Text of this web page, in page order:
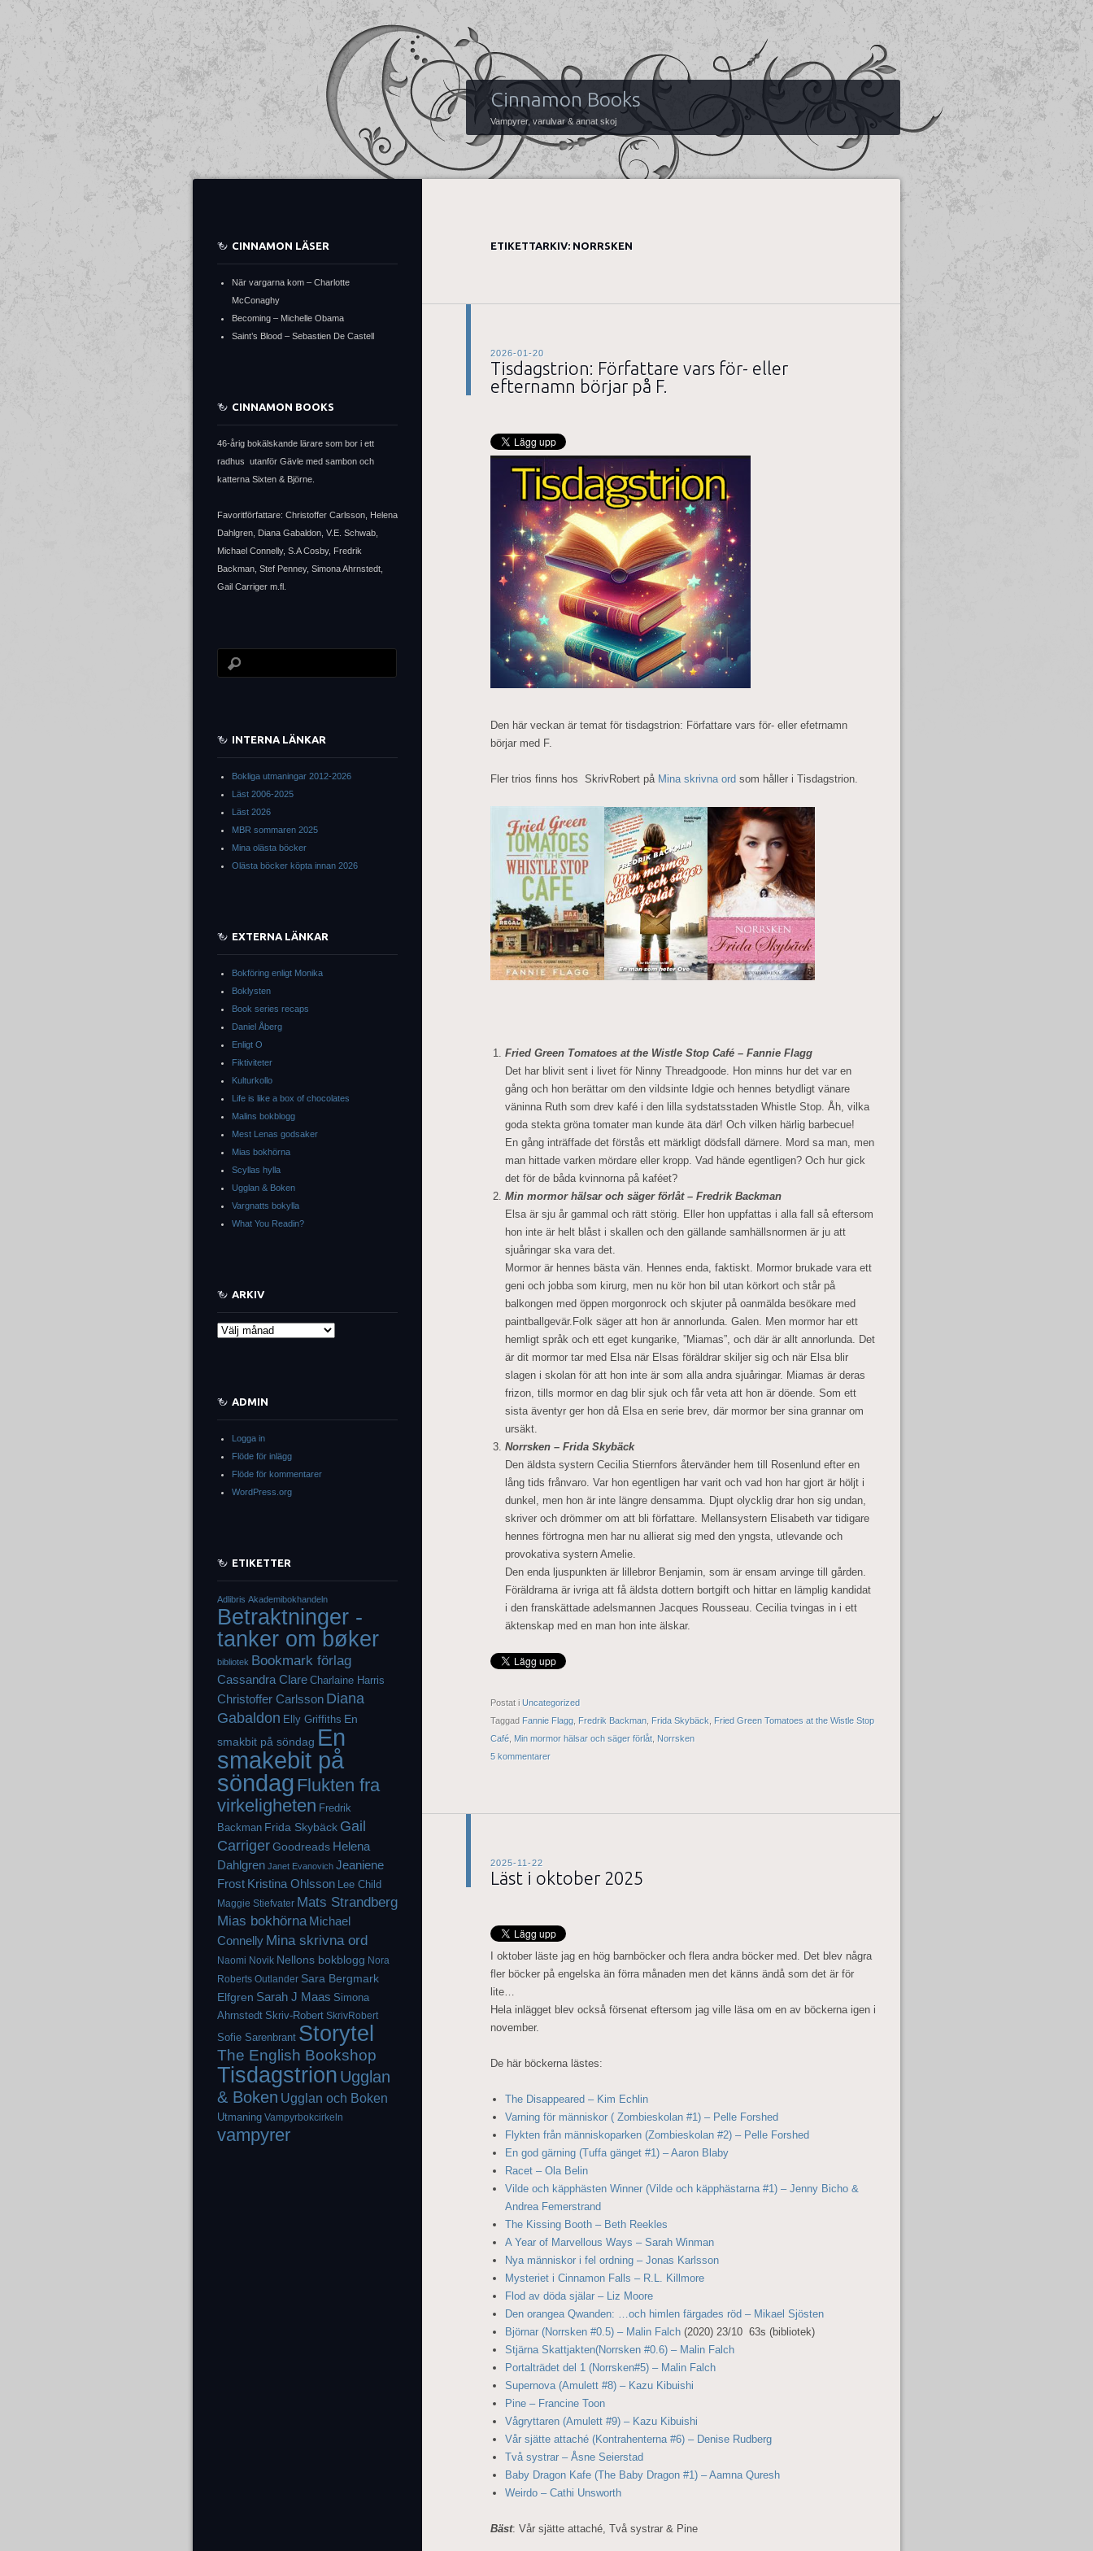
Cinnamon Books
Vampyrer, varulvar & annat skoj
ETIKETTARKIV: NORRSKEN
2026-01-20
Tisdagstrion: Författare vars för- eller
efternamn börjar på F.
Den här veckan är temat för tisdagstrion: Författare vars för- eller efetrnamn
börjar med F.
Fler trios finns hos SkrivRobert på Mina skrivna ord som håller i Tisdagstrion.
Fried Green Tomatoes at the Wistle Stop Café – Fannie Flagg
Det har blivit sent i livet för Ninny Threadgoode. Hon minns hur det var en
gång och hon berättar om den vildsinte Idgie och hennes betydligt vänare
väninna Ruth som drev kafé i den lilla sydstatsstaden Whistle Stop. Åh, vilka
goda stekta gröna tomater man kunde äta där! Och vilken härlig barbecue!
En gång inträffade det förstås ett märkligt dödsfall därnere. Mord sa man, men
man hittade varken mördare eller kropp. Vad hände egentligen? Och hur gick
det för de båda kvinnorna på kaféet?
Min mormor hälsar och säger förlåt – Fredrik Backman
Elsa är sju år gammal och rätt störig. Eller hon uppfattas i alla fall så eftersom
hon inte är helt blåst i skallen och den gällande samhällsnormen är ju att
sjuåringar ska vara det.
Mormor är hennes bästa vän. Hennes enda, faktiskt. Mormor brukade vara ett
geni och jobba som kirurg, men nu kör hon bil utan körkort och står på
balkongen med öppen morgonrock och skjuter på oanmälda besökare med
paintballgevär.Folk säger att hon är annorlunda. Galen. Men mormor har ett
hemligt språk och ett eget kungarike, ”Miamas”, och där är allt annorlunda. Det
är dit mormor tar med Elsa när Elsas föräldrar skiljer sig och när Elsa blir
slagen i skolan för att hon inte är som alla andra sjuåringar. Miamas är deras
frizon, tills mormor en dag blir sjuk och får veta att hon är döende. Som ett
sista äventyr ger hon då Elsa en serie brev, där mormor ber sina grannar om
ursäkt.
Norrsken – Frida Skybäck
Den äldsta systern Cecilia Stiernfors återvänder hem till Rosenlund efter en
lång tids frånvaro. Var hon egentligen har varit och vad hon har gjort är höljt i
dunkel, men hon är inte längre densamma. Djupt olycklig drar hon sig undan,
skriver och drömmer om att bli författare. Mellansystern Elisabeth var tidigare
hennes förtrogna men har nu allierat sig med den yngsta, utlevande och
provokativa systern Amelie.
Den enda ljuspunkten är lillebror Benjamin, som är ensam arvinge till gården.
Föräldrarna är ivriga att få äldsta dottern bortgift och hittar en lämplig kandidat
i den franskättade adelsmannen Jacques Rousseau. Cecilia tvingas in i ett
äktenskap med en man hon inte älskar.
Postat i Uncategorized
Taggad Fannie Flagg Fredrik Backman Frida Skybäck Fried Green Tomatoes at the Wistle Stop
Café Min mormor hälsar och säger förlåt Norrsken
5 kommentarer
2025-11-22
Läst i oktober 2025
I oktober läste jag en hög barnböcker och flera andra böcker med. Det blev några
fler böcker på engelska än förra månaden men det känns ändå som det är för
lite…
Hela inlägget blev också försenat eftersom jag ville läsa om en av böckerna igen i
november.
De här böckerna lästes:
The Disappeared – Kim Echlin
Varning för människor ( Zombieskolan #1) – Pelle Forshed
Flykten från människoparken (Zombieskolan #2) – Pelle Forshed
En god gärning (Tuffa gänget #1) – Aaron Blaby
Racet – Ola Belin
Vilde och käpphästen Winner (Vilde och käpphästarna #1) – Jenny Bicho &
Andrea Femerstrand
The Kissing Booth – Beth Reekles
A Year of Marvellous Ways – Sarah Winman
Nya människor i fel ordning – Jonas Karlsson
Mysteriet i Cinnamon Falls – R.L. Killmore
Flod av döda själar – Liz Moore
Den orangea Qwanden: …och himlen färgades röd – Mikael Sjösten
Björnar (Norrsken #0.5) – Malin Falch (2020) 23/10 63s (bibliotek)
Stjärna Skattjakten(Norrsken #0.6) – Malin Falch
Portalträdet del 1 (Norrsken#5) – Malin Falch
Supernova (Amulett #8) – Kazu Kibuishi
Pine – Francine Toon
Vågryttaren (Amulett #9) – Kazu Kibuishi
Vår sjätte attaché (Kontrahenterna #6) – Denise Rudberg
Två systrar – Åsne Seierstad
Baby Dragon Kafe (The Baby Dragon #1) – Aamna Quresh
Weirdo – Cathi Unsworth
Bäst: Vår sjätte attaché, Två systrar & Pine
CINNAMON LÄSER
När vargarna kom – Charlotte
McConaghy
Becoming – Michelle Obama
Saint’s Blood – Sebastien De Castell
CINNAMON BOOKS
46-årig bokälskande lärare som bor i ett
radhus utanför Gävle med sambon och
katterna Sixten & Björne.
Favoritförfattare: Christoffer Carlsson, Helena
Dahlgren, Diana Gabaldon, V.E. Schwab,
Michael Connelly, S.A Cosby, Fredrik
Backman, Stef Penney, Simona Ahrnstedt,
Gail Carriger m.fl.
INTERNA LÄNKAR
Bokliga utmaningar 2012-2026
Läst 2006-2025
Läst 2026
MBR sommaren 2025
Mina olästa böcker
Olästa böcker köpta innan 2026
EXTERNA LÄNKAR
Bokföring enligt Monika
Boklysten
Book series recaps
Daniel Åberg
Enligt O
Fiktiviteter
Kulturkollo
Life is like a box of chocolates
Malins bokblogg
Mest Lenas godsaker
Mias bokhörna
Scyllas hylla
Ugglan & Boken
Vargnatts bokylla
What You Readin?
ARKIV
Arkiv
ADMIN
Logga in
Flöde för inlägg
Flöde för kommentarer
WordPress.org
ETIKETTER
Adlibris Akademibokhandeln
Betraktninger -
tanker om bøker
bibliotek Bookmark förlag
Cassandra Clare Charlaine Harris
Christoffer Carlsson Diana
Gabaldon Elly Griffiths En
smakbit på söndag En
smakebit på
söndag Flukten fra
virkeligheten Fredrik
Backman Frida Skybäck Gail
CarrigerGoodreads Helena
Dahlgren Janet Evanovich Jeaniene
Frost Kristina Ohlsson Lee Child
Maggie Stiefvater Mats Strandberg
Mias bokhörna Michael
Connelly Mina skrivna ord
Naomi Novik Nellons bokblogg Nora
Roberts Outlander Sara Bergmark
Elfgren Sarah J Maas Simona
Ahrnstedt Skriv-Robert SkrivRobert
Sofie Sarenbrant Storytel
The English Bookshop
Tisdagstrion Ugglan
& Boken Ugglan och Boken
Utmaning Vampyrbokcirkeln
vampyrer